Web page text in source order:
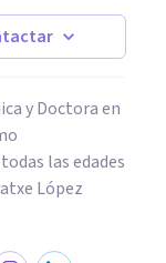
y Doctora en
las edades
López